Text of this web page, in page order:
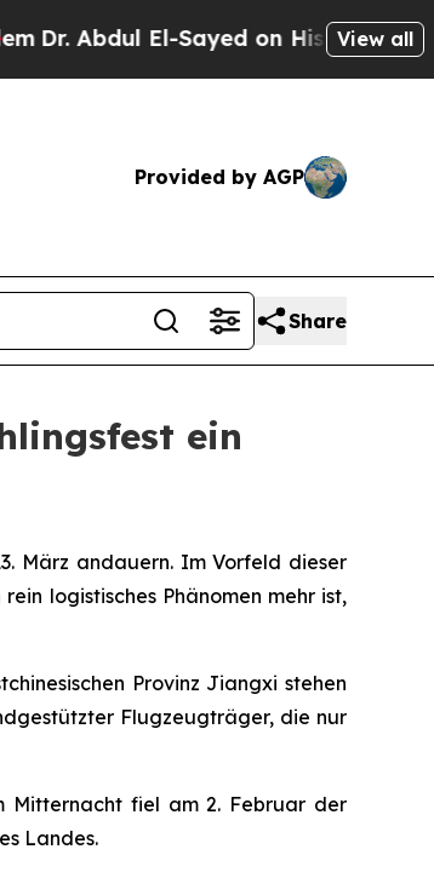
El-Sayed on Historic MichiganView all
Provided by AGP
Share
ein
März andauern. Im Vorfeld dieser
logistisches Phänomen mehr ist,
Provinz Jiangxi stehen
Flugzeugträger, die nur
Mitternacht fiel am 2. Februar der
Landes.